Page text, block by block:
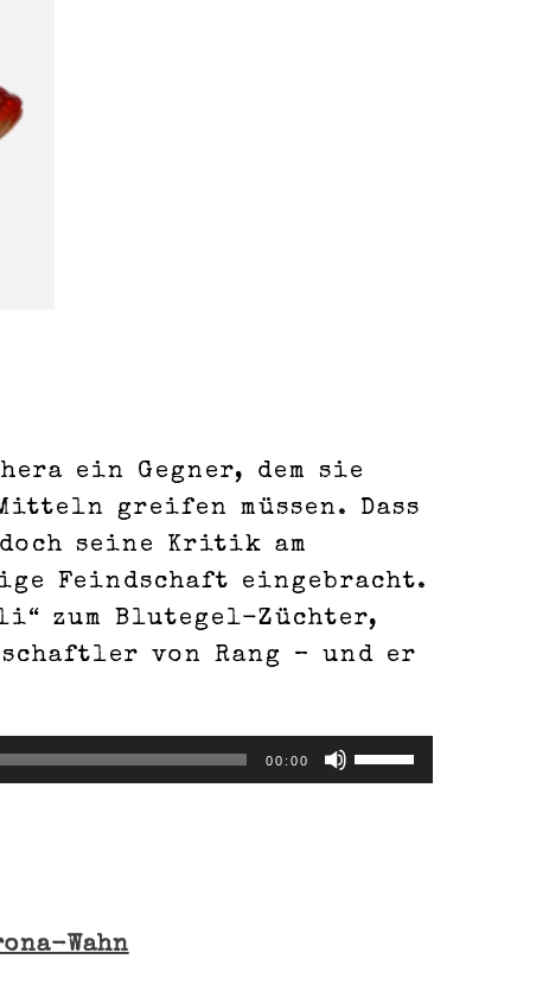
ein Gegner, dem sie
greifen müssen. Dass
seine Kritik am
Feindschaft eingebracht.
zum Blutegel-Züchter,
von Rang – und er
00:00
Pfeiltasten
Hoch/Runter
Wahn